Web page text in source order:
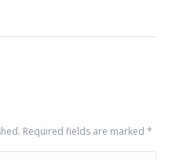
Required fields are marked *